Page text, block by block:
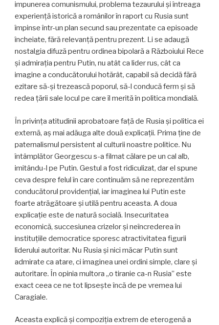
impunerea comunismului, problema tezaurului și întreaga
experiență istorică a românilor în raport cu Rusia sunt
împinse într-un plan secund sau prezentate ca episoade
încheiate, fără relevanță pentru prezent. Li se adaugă
nostalgia difuză pentru ordinea bipolară a Războiului Rece
și admirația pentru Putin, nu atât ca lider rus, cât ca
imagine a conducătorului hotărât, capabil să decidă fără
ezitare să-și trezească poporul, să-l conducă ferm și să
redea țării sale locul pe care îl merită în politica mondială.
În privința atitudinii aprobatoare față de Rusia și politica ei
externă, aș mai adăuga alte două explicații. Prima ține de
paternalismul persistent al culturii noastre politice. Nu
întâmplător Georgescu s-a filmat călare pe un cal alb,
imitându-l pe Putin. Gestul a fost ridiculizat, dar el spune
ceva despre felul în care continuăm să ne reprezentăm
conducătorul providențial, iar imaginea lui Putin este
foarte atrăgătoare și utilă pentru aceasta. A doua
explicație este de natură socială. Insecuritatea
economică, succesiunea crizelor și neîncrederea în
instituțiile democratice sporesc atractivitatea figurii
liderului autoritar. Nu Rusia și nici măcar Putin sunt
admirate ca atare, ci imaginea unei ordini simple, clare și
autoritare. În opinia multora „o tiranie ca-n Rusia” este
exact ceea ce ne tot lipsește încă de pe vremea lui
Caragiale.
Aceasta explică și compoziția extrem de eterogenă a